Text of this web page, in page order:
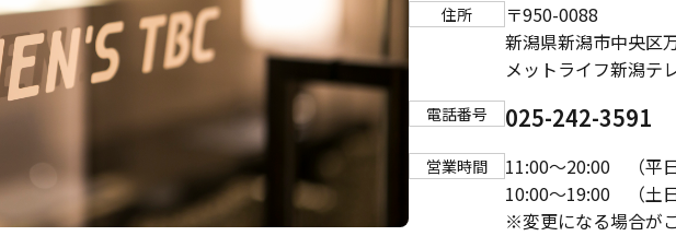
住所
〒950-0088
新潟県新潟市中央区
メットライフ新潟テ
電話番号 025-242-3591
営業時間
11:00～20:00 （平日
10:00～19:00 （土日
※変更になる場合が